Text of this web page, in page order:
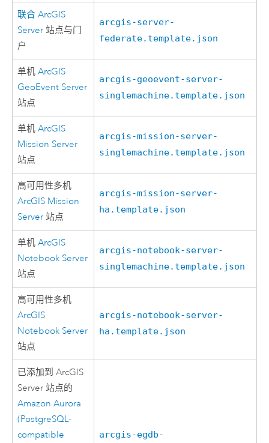
联合ArcGIS
Server 站点与门
户
arcgis-server-
federate.template.json
单机ArcGIS
GeoEvent Server
站点
arcgis-geoevent-server-
singlemachine.template.json
单机ArcGIS
Mission Server
站点
arcgis-mission-server-
singlemachine.template.json
高可用性多机
ArcGIS Mission
Server 站点
arcgis-mission-server-
ha.template.json
单机ArcGIS
Notebook Server
站点
arcgis-notebook-server-
singlemachine.template.json
高可用性多机
ArcGIS
Notebook Server
站点
arcgis-notebook-server-
ha.template.json
已添加到ArcGIS
Server 站点的
Amazon Aurora
(PostgreSQL-
compatible
arcgis-egdb-